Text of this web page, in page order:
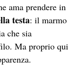
ama prendere in
testa: il marmo
che sia
Ma proprio qui